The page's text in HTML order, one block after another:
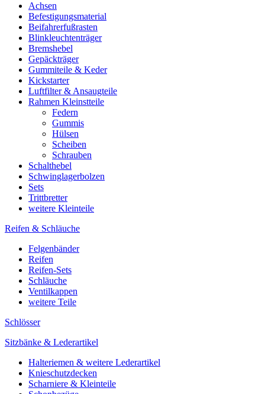
Achsen
Befestigungsmaterial
Beifahrerfußrasten
Blinkleuchtenträger
Bremshebel
Gepäckträger
Gummiteile & Keder
Kickstarter
Luftfilter & Ansaugteile
Rahmen Kleinstteile
Federn
Gummis
Hülsen
Scheiben
Schrauben
Schalthebel
Schwinglagerbolzen
Sets
Trittbretter
weitere Kleinteile
Reifen & Schläuche
Felgenbänder
Reifen
Reifen-Sets
Schläuche
Ventilkappen
weitere Teile
Schlösser
Sitzbänke & Lederartikel
Halteriemen & weitere Lederartikel
Knieschutzdecken
Scharniere & Kleinteile